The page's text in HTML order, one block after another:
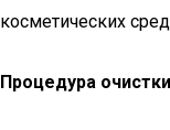
косметических
Процедура